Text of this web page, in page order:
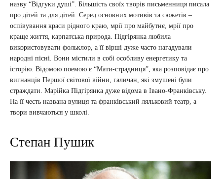
назву “Відгуки душі”. Більшість своїх творів письменниця писала
про дітей та для дітей. Серед основних мотивів та сюжетів –
оспівування краси рідного краю, мрії про майбутнє, мрії про
краще життя, карпатська природа. Підгірянка любила
використовувати фольклор, а її вірші дуже часто нагадували
народні пісні. Вони містили в собі особливу енергетику та
історію. Відомою поемою є “Мати-страдниця”, яка розповідає про
вигнанців Першої світової війни, галичан, які змушені були
страждати. Марійка Підгірянка дуже відома в Івано-Франківську.
На її честь названа вулиця та франківський ляльковий театр, а
твори вивчаються у школі.
Степан Пушик